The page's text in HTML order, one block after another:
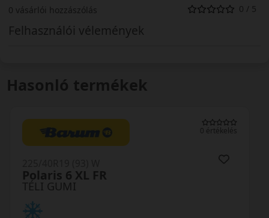
0 vásárlói hozzászólás 0 / 5
Felhasználói vélemények
Hasonló termékek
0 értékelés
TÉLI GUMI
HS02 PRO Eurowinter XL MFS